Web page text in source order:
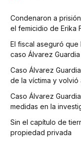
Condenaron a
el femicidio de Erika
El fiscal aseguró
caso Álvarez Guardia
Caso Álvarez
de la víctima y volvió
Caso Álvarez
medidas en la
Sin el capítulo de
propiedad privada